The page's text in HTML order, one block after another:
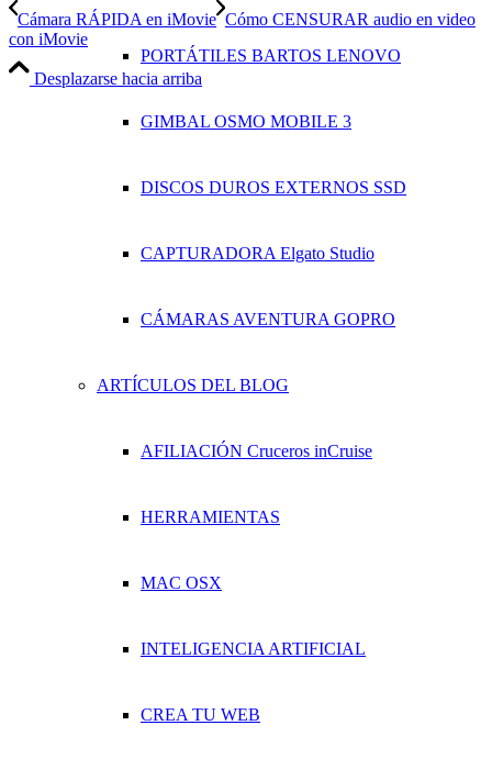
PORTÁTILES BARTOS LENOVO
GIMBAL OSMO MOBILE 3
DISCOS DUROS EXTERNOS SSD
CAPTURADORA Elgato Studio
CÁMARAS AVENTURA GOPRO
ARTÍCULOS DEL BLOG
AFILIACIÓN Cruceros inCruise
HERRAMIENTAS
MAC OSX
INTELIGENCIA ARTIFICIAL
CREA TU WEB
Cámara RÁPIDA en iMovie Cómo CENSURAR audio en video
con iMovie
Desplazarse hacia arriba